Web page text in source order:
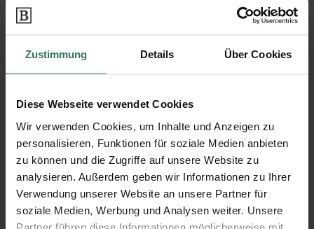
Zustimmung Details Über Cookies
Diese Webseite verwendet Cookies
Wir verwenden Cookies, um Inhalte und Anzeigen zu
personalisieren, Funktionen für soziale Medien anbieten
zu können und die Zugriffe auf unsere Website zu
analysieren. Außerdem geben wir Informationen zu Ihrer
Verwendung unserer Website an unsere Partner für
soziale Medien, Werbung und Analysen weiter. Unsere
Partner führen diese Informationen möglicherweise mit
Urne zu Hause
Dünenbestattung
ohne Angehörige
Beisetzung auf
Friedhof Ihrer Wahl
variiert; abhängig
von den lokalen
Friedhofsgebühren